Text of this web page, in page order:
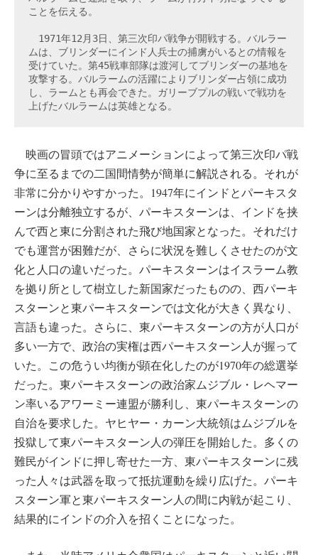
ことを伝える。
1971年12月3日、第三次印パ戦争が開戦する。バルラー
ムは、ブリンダーにインド人兵士の捕虜がいるとの情報を
受けていた。第45戦車部隊は渡河してブリンダーの基地を
攻撃する。バルラームの活躍によりブリンダー占領に成功
し、ラームとも再会できた。ガリーブプルの戦いで戦功を
上げたバルラームは英雄となる。
映画の冒頭ではアニメーションによって第三次印パ戦
争に至るまでの二国間情勢が簡単に解説される。それが
非常に分かりやすかった。1947年にインドとパーキスタ
ーンは分離独立するが、パーキスターンは、インドを挟
んで西と東に分割された飛び地国家となった。それだけ
でも運営が困難だが、さらに状況を難しくさせたのが文
化と人口の違いだった。パーキスターンはイスラーム教
を拠り所として樹立した新国家だったものの、西パーキ
スターンと東パーキスターンでは文化が大きく異なり、
言語も違った。さらに、東パーキスターンの方が人口が
多い一方で、政治の実権は西パーキスターン人が握って
いた。この危うい均衡が顕在化したのが1970年の総選挙
だった。東パーキスターンの政治家ムジブル・レヘマー
ン率いるアワーミー連盟が勝利し、東パーキスターンの
自治を要求した。ヤヒヤー・カーン大統領はムジブルを
投獄して東パーキスターン人の弾圧を開始した。多くの
難民がインドに押し寄せた一方、東パーキスターンに残
った人々は武器を取って抵抗運動を繰り広げた。パーキ
スターン軍と東パーキスターン人の間に内戦が起こり、
結果的にインドの介入を招くことになった。